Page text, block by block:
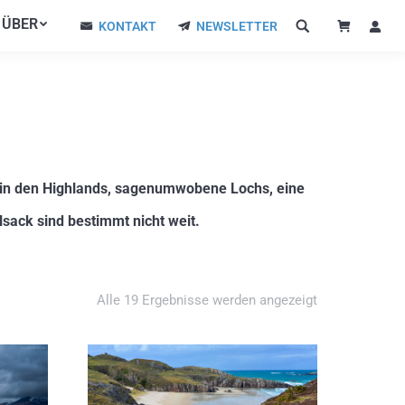
ÜBER KONTAKT NEWSLETTER
den Highlands, sagenumwobene Lochs, eine
sind bestimmt nicht weit.
Alle 19 Ergebnisse werden angezeigt
ÜBER KONTAKT NEWSLETTER